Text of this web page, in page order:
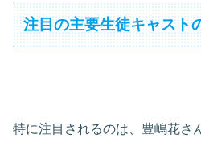
注目の主要生徒キャスト
特に注目されるのは、豊嶋花さ